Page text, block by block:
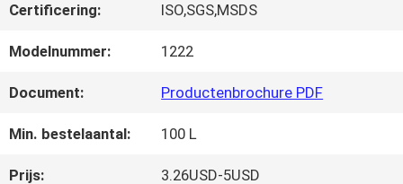
KWALITEITSCONTROLE
CONTACTEER
Certificering: ISO,SGS,MSDS
Modelnummer: 1222
Document: Productenbrochure PDF
Min. bestelaantal: 100 L
Prijs: 3.26USD-5USD